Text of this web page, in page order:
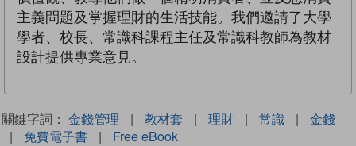
主義問題及掌握理財的生活技能。我們邀請了大學
學者、校長、常識科課程主任及常識科教師為教材
設計提供專業意見。
關鍵字詞： 金錢管理 | 教材套 | 理財 | 常識 |
金錢
|
免費電子書 | Free eBook